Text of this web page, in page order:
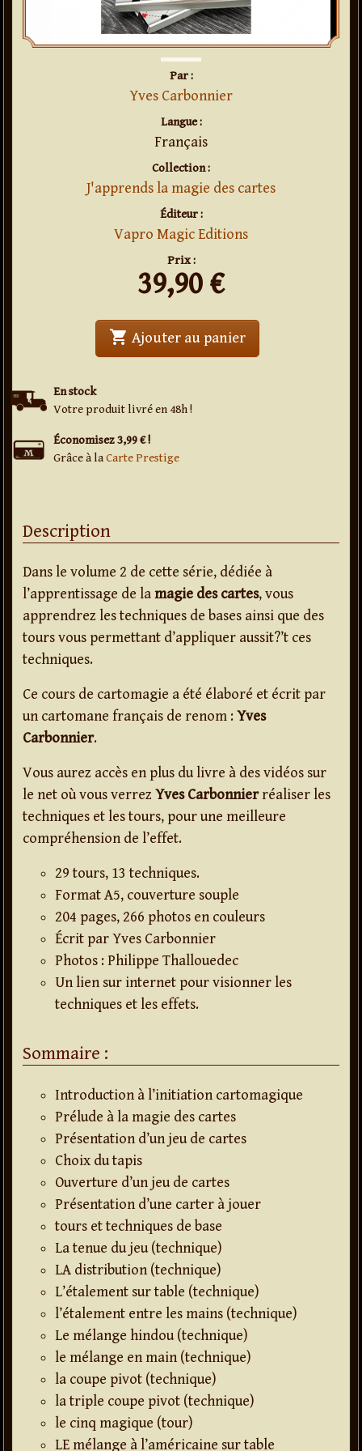
Par :
Yves Carbonnier
Langue :
Français
Collection :
J'apprends la magie des cartes
Éditeur :
Vapro Magic Editions
Prix :
39,90 €
En stock
Votre produit livré en 48h !
Économisez 3,99 € !
Grâce à laCarte Prestige
shopping_cart Ajouter au panier' . J'apprends la
Description
Dans le volume 2 de cette série, dédiée à
l’apprentissage de lamagie des cartes, vous
apprendrez les techniques de bases ainsi que des
tours vous permettant d’appliquer aussit?’t ces
techniques.
Ce cours de cartomagie a été élaboré et écrit par
un cartomane français de renom :Yves
Carbonnier.
Vous aurez accès en plus du livre à des vidéos sur
le net où vous verrez Yves Carbonnierréaliser les
techniques et les tours, pour une meilleure
compréhension de l’effet.
29 tours, 13 techniques.
Format A5, couverture souple
204 pages, 266 photos en couleurs
Écrit par Yves Carbonnier
Photos : Philippe Thallouedec
Un lien sur internet pour visionner les
techniques et les effets.
Sommaire :
Introduction à l’initiation cartomagique
Prélude à la magie des cartes
Présentation d’un jeu de cartes
Choix du tapis
Ouverture d’un jeu de cartes
Présentation d’une carter à jouer
tours et techniques de base
La tenue du jeu (technique)
LA distribution (technique)
L’étalement sur table (technique)
l’étalement entre les mains (technique)
Le mélange hindou (technique)
le mélange en main (technique)
la coupe pivot (technique)
la triple coupe pivot (technique)
le cinq magique (tour)
LE mélange à l’américaine sur table